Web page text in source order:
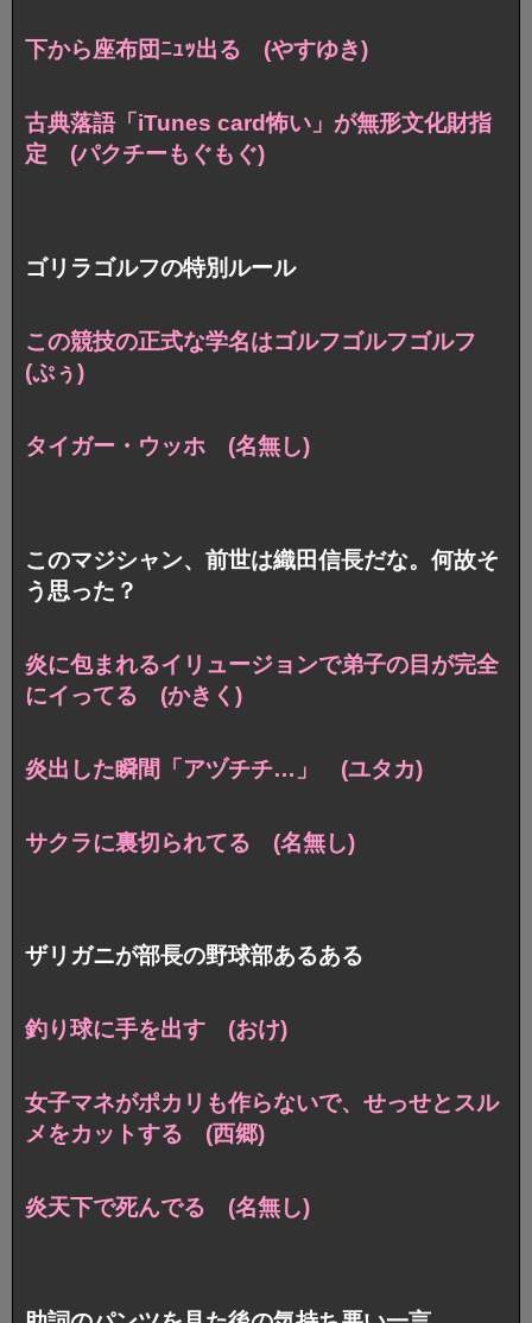
下から座布団ﾆｭｯ出る (やすゆき)
古典落語「iTunes card怖い」が無形文化財指
定 (パクチーもぐもぐ)
ゴリラゴルフの特別ルール
この競技の正式な学名はゴルフゴルフゴルフ
(ぷぅ)
タイガー・ウッホ (名無し)
このマジシャン、前世は織田信長だな。何故そ
う思った？
炎に包まれるイリュージョンで弟子の目が完全
にイってる (かきく)
炎出した瞬間「アヅチチ…」 (ユタカ)
サクラに裏切られてる (名無し)
ザリガニが部長の野球部あるある
釣り球に手を出す (おけ)
女子マネがポカリも作らないで、 せっせとスル
メをカットする (西郷)
炎天下で死んでる (名無し)